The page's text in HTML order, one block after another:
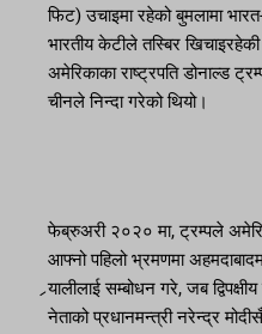
फिट) उचाइमा रहेको बुमलामा
भारतीय केटीले तस्बिर
अमेरिकाका राष्ट्रपति डोनाल्ड
चीनले निन्दा गरेको थियो।
फेब्रुअरी २०२० मा, ट्रम्पले
आफ्नो पहिलो भ्रमणमा
र्‍यालीलाई सम्बोधन गरे, जब
नेताको प्रधानमन्त्री नरेन्द्र